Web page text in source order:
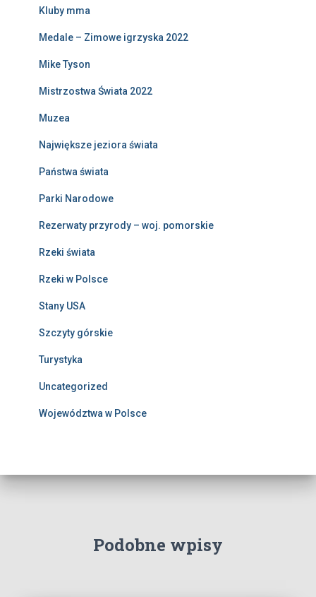
Kluby mma
Medale – Zimowe igrzyska 2022
Mike Tyson
Mistrzostwa Świata 2022
Muzea
Największe jeziora świata
Państwa świata
Parki Narodowe
Rezerwaty przyrody – woj. pomorskie
Rzeki świata
Rzeki w Polsce
Stany USA
Szczyty górskie
Turystyka
Uncategorized
Województwa w Polsce
Podobne wpisy